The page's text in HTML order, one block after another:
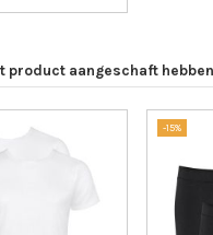
product aangeschaft
-15%